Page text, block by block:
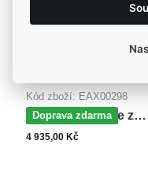
Kód zboží: EAX00298
Doprava zdarma
MOISS náušnice z
bílého zlata SRDCE
4 935,00 Kč